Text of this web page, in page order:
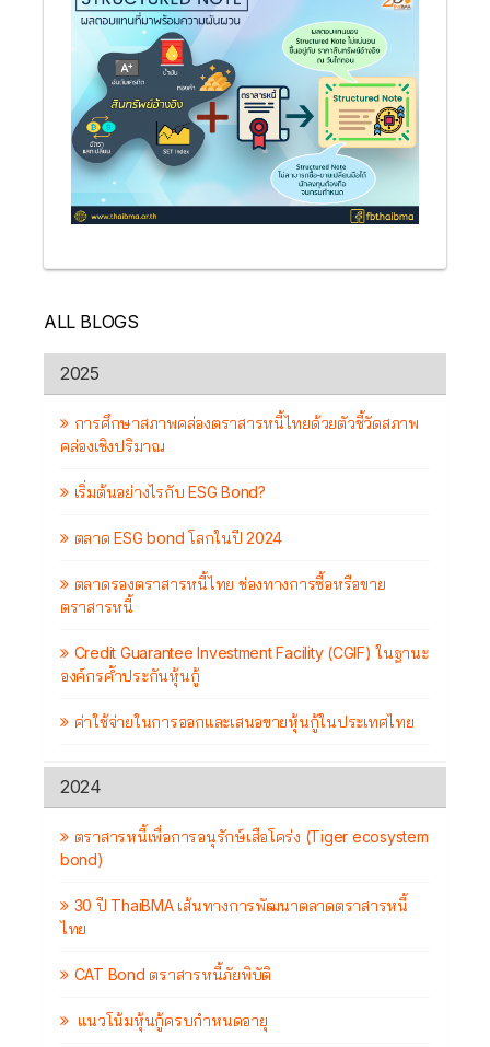
ALL BLOGS
2025
การศึกษาสภาพคล่องตราสารหนี้ไทยด้วยตัวชี้วัดสภาพ
คล่องเชิงปริมาณ
เริ่มต้นอย่างไรกับ ESG Bond?
ตลาด ESG bond โลกในปี 2024
ตลาดรองตราสารหนี้ไทย ช่องทางการซื้อหรือขาย
ตราสารหนี้
Credit Guarantee Investment Facility (CGIF) ในฐานะ
องค์กรค้ำประกันหุ้นกู้
ค่าใช้จ่ายในการออกและเสนอขายหุ้นกู้ในประเทศไทย
2024
ตราสารหนี้เพื่อการอนุรักษ์เสือโคร่ง (Tiger ecosystem
bond)
30 ปี ThaiBMA เส้นทางการพัฒนาตลาดตราสารหนี้
ไทย
CAT Bond ตราสารหนี้ภัยพิบัติ
แนวโน้มหุ้นกู้ครบกำหนดอายุ